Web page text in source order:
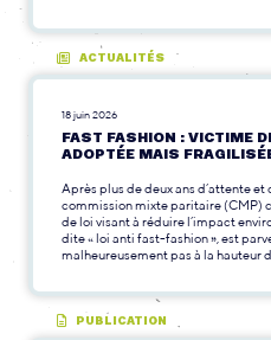
ACTUALITÉS
18 juin 2026
FAST FASHION : VICTIME
ADOPTÉE MAIS
Après plus de deux ans d’attente
commission mixte paritaire (CMP)
de loi visant à réduire l’impact
dite « loi anti fast-fashion », est
malheureusement pas à la hauteur
PUBLICATION